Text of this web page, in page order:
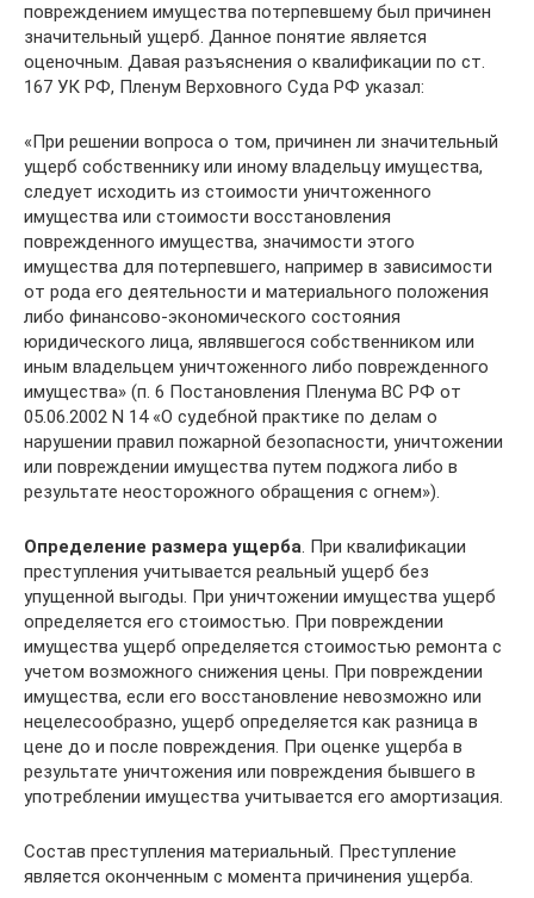
повреждением имущества потерпевшему был причинен
значительный ущерб. Данное понятие является
оценочным. Давая разъяснения о квалификации по ст.
167 УК РФ, Пленум Верховного Суда РФ указал:
«При решении вопроса о том, причинен ли значительный
ущерб собственнику или иному владельцу имущества,
следует исходить из стоимости уничтоженного
имущества или стоимости восстановления
поврежденного имущества, значимости этого
имущества для потерпевшего, например в зависимости
от рода его деятельности и материального положения
либо финансово-экономического состояния
юридического лица, являвшегося собственником или
иным владельцем уничтоженного либо поврежденного
имущества» (п. 6 Постановления Пленума ВС РФ от
05.06.2002 N 14 «О судебной практике по делам о
нарушении правил пожарной безопасности, уничтожении
или повреждении имущества путем поджога либо в
результате неосторожного обращения с огнем»).
Определение размера ущерба. При квалификации
преступления учитывается реальный ущерб без
упущенной выгоды. При уничтожении имущества ущерб
определяется его стоимостью. При повреждении
имущества ущерб определяется стоимостью ремонта с
учетом возможного снижения цены. При повреждении
имущества, если его восстановление невозможно или
нецелесообразно, ущерб определяется как разница в
цене до и после повреждения. При оценке ущерба в
результате уничтожения или повреждения бывшего в
употреблении имущества учитывается его амортизация.
Состав преступления материальный. Преступление
является оконченным с момента причинения ущерба.